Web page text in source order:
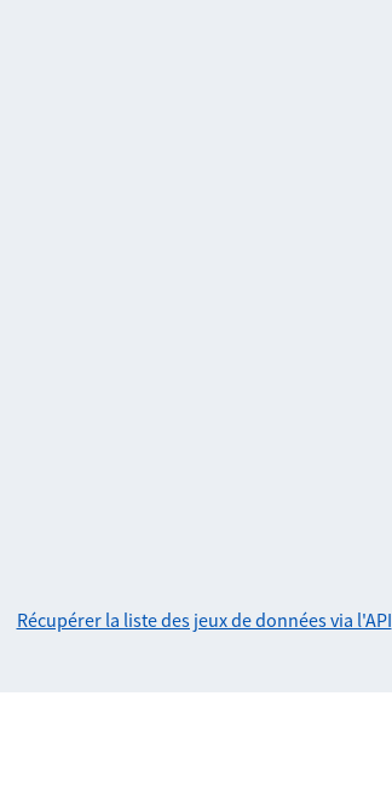
Récupérer la liste des jeux de données via l'API